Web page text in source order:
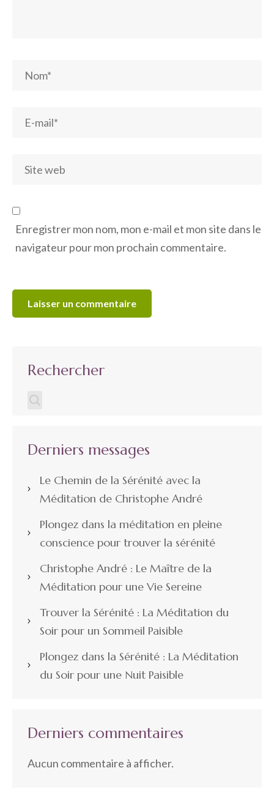
Enregistrer mon nom, mon e-mail et mon site dans le
navigateur pour mon prochain commentaire.
Rechercher
Derniers messages
Le Chemin de la Sérénité avec la
Méditation de Christophe André
Plongez dans la méditation en pleine
conscience pour trouver la sérénité
Christophe André : Le Maître de la
Méditation pour une Vie Sereine
Trouver la Sérénité : La Méditation du
Soir pour un Sommeil Paisible
Plongez dans la Sérénité : La Méditation
du Soir pour une Nuit Paisible
Derniers commentaires
Aucun commentaire à afficher.